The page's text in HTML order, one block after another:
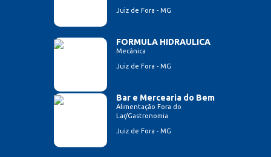
Juiz de Fora - MG
FORMULA HIDRAULICA
Mecânica
Juiz de Fora - MG
Bar e Mercearia do Bem
Alimentação Fora do
Lar/Gastronomia
Juiz de Fora - MG